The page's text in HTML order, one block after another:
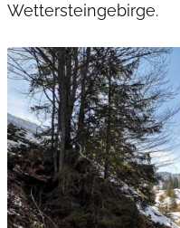
Wettersteingebirge.